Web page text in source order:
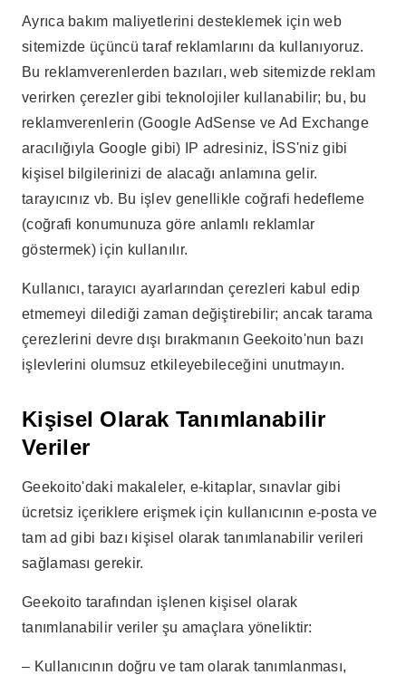
Ayrıca bakım maliyetlerini desteklemek için web
sitemizde üçüncü taraf reklamlarını da kullanıyoruz.
Bu reklamverenlerden bazıları, web sitemizde reklam
verirken çerezler gibi teknolojiler kullanabilir; bu, bu
reklamverenlerin (Google AdSense ve Ad Exchange
aracılığıyla Google gibi) IP adresiniz, İSS'niz gibi
kişisel bilgilerinizi de alacağı anlamına gelir.
tarayıcınız vb. Bu işlev genellikle coğrafi hedefleme
(coğrafi konumunuza göre anlamlı reklamlar
göstermek) için kullanılır.
Kullanıcı, tarayıcı ayarlarından çerezleri kabul edip
etmemeyi dilediği zaman değiştirebilir; ancak tarama
çerezlerini devre dışı bırakmanın Geekoito'nun bazı
işlevlerini olumsuz etkileyebileceğini unutmayın.
Kişisel Olarak Tanımlanabilir
Veriler
Geekoito'daki makaleler, e-kitaplar, sınavlar gibi
ücretsiz içeriklere erişmek için kullanıcının e-posta ve
tam ad gibi bazı kişisel olarak tanımlanabilir verileri
sağlaması gerekir.
Geekoito tarafından işlenen kişisel olarak
tanımlanabilir veriler şu amaçlara yöneliktir:
– Kullanıcının doğru ve tam olarak tanımlanması,